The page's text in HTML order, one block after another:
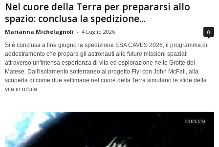
Nel cuore della Terra per prepararsi allo
spazio: conclusa la spedizione...
Marianna Michelagnoli - 4 Luglio 2026 0
Si è conclusa a fine giugno la spedizione ESA CAVES 2026, il programma di
addestramento che prepara gli astronauti alle future missioni spaziali
attraverso un'intensa esperienza di vita ed esplorazione nelle Grotte del
Matese. Dall'isolamento sotterraneo al progetto Fly! con John McFall, alla
scoperta di come due settimane nel cuore della Terra simulano le sfide della
vita in orbita